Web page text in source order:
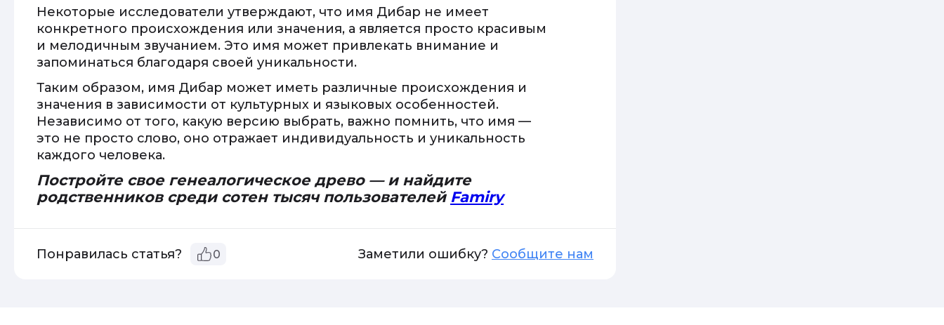
Некоторые исследователи утверждают, что имя Дибар не имеет
конкретного происхождения или значения, а является просто красивым
и мелодичным звучанием. Это имя может привлекать внимание и
запоминаться благодаря своей уникальности.
Таким образом, имя Дибар может иметь различные происхождения и
значения в зависимости от культурных и языковых особенностей.
Независимо от того, какую версию выбрать, важно помнить, что имя —
это не просто слово, оно отражает индивидуальность и уникальность
каждого человека.
Постройте свое генеалогическое древо — и найдите
родственников среди сотен тысяч пользователей Famiry
Понравилась статья? 0 Заметили ошибку? Сообщите нам